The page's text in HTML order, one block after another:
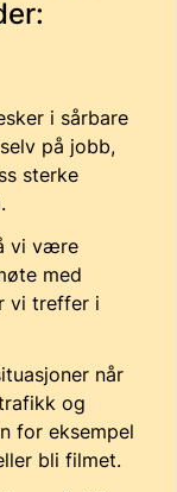
i sårbare
på jobb,
sterke
vi være
med
vi treffer i
når
og
for eksempel
bli filmet.